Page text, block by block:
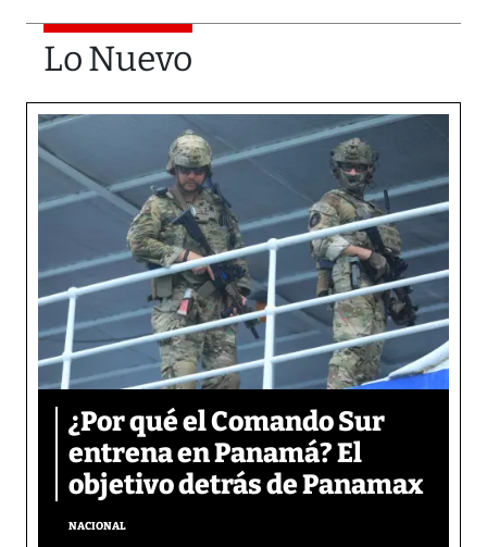
Lo Nuevo
¿Por qué el Comando Sur
entrena en Panamá? El
objetivo detrás de Panamax
NACIONAL